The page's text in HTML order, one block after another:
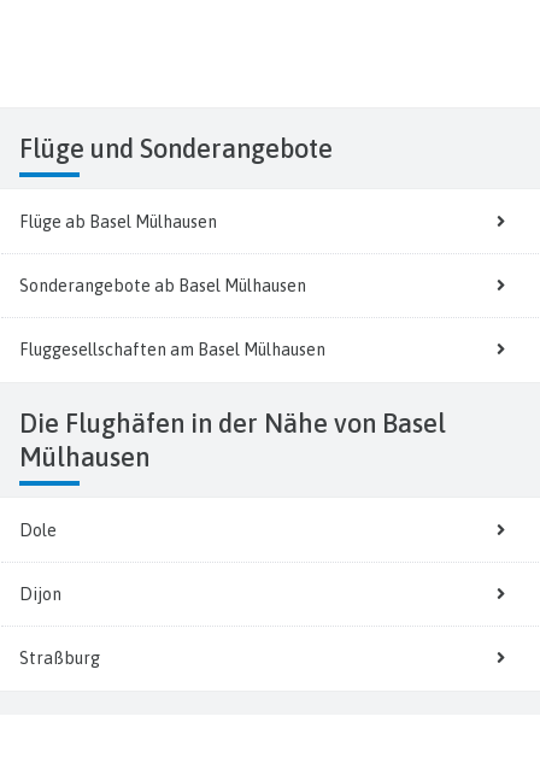
Flüge und Sonderangebote
Flüge ab Basel Mülhausen
Sonderangebote ab Basel Mülhausen
Fluggesellschaften am Basel Mülhausen
Die Flughäfen in der Nähe von Basel
Mülhausen
Dole
Dijon
Straßburg